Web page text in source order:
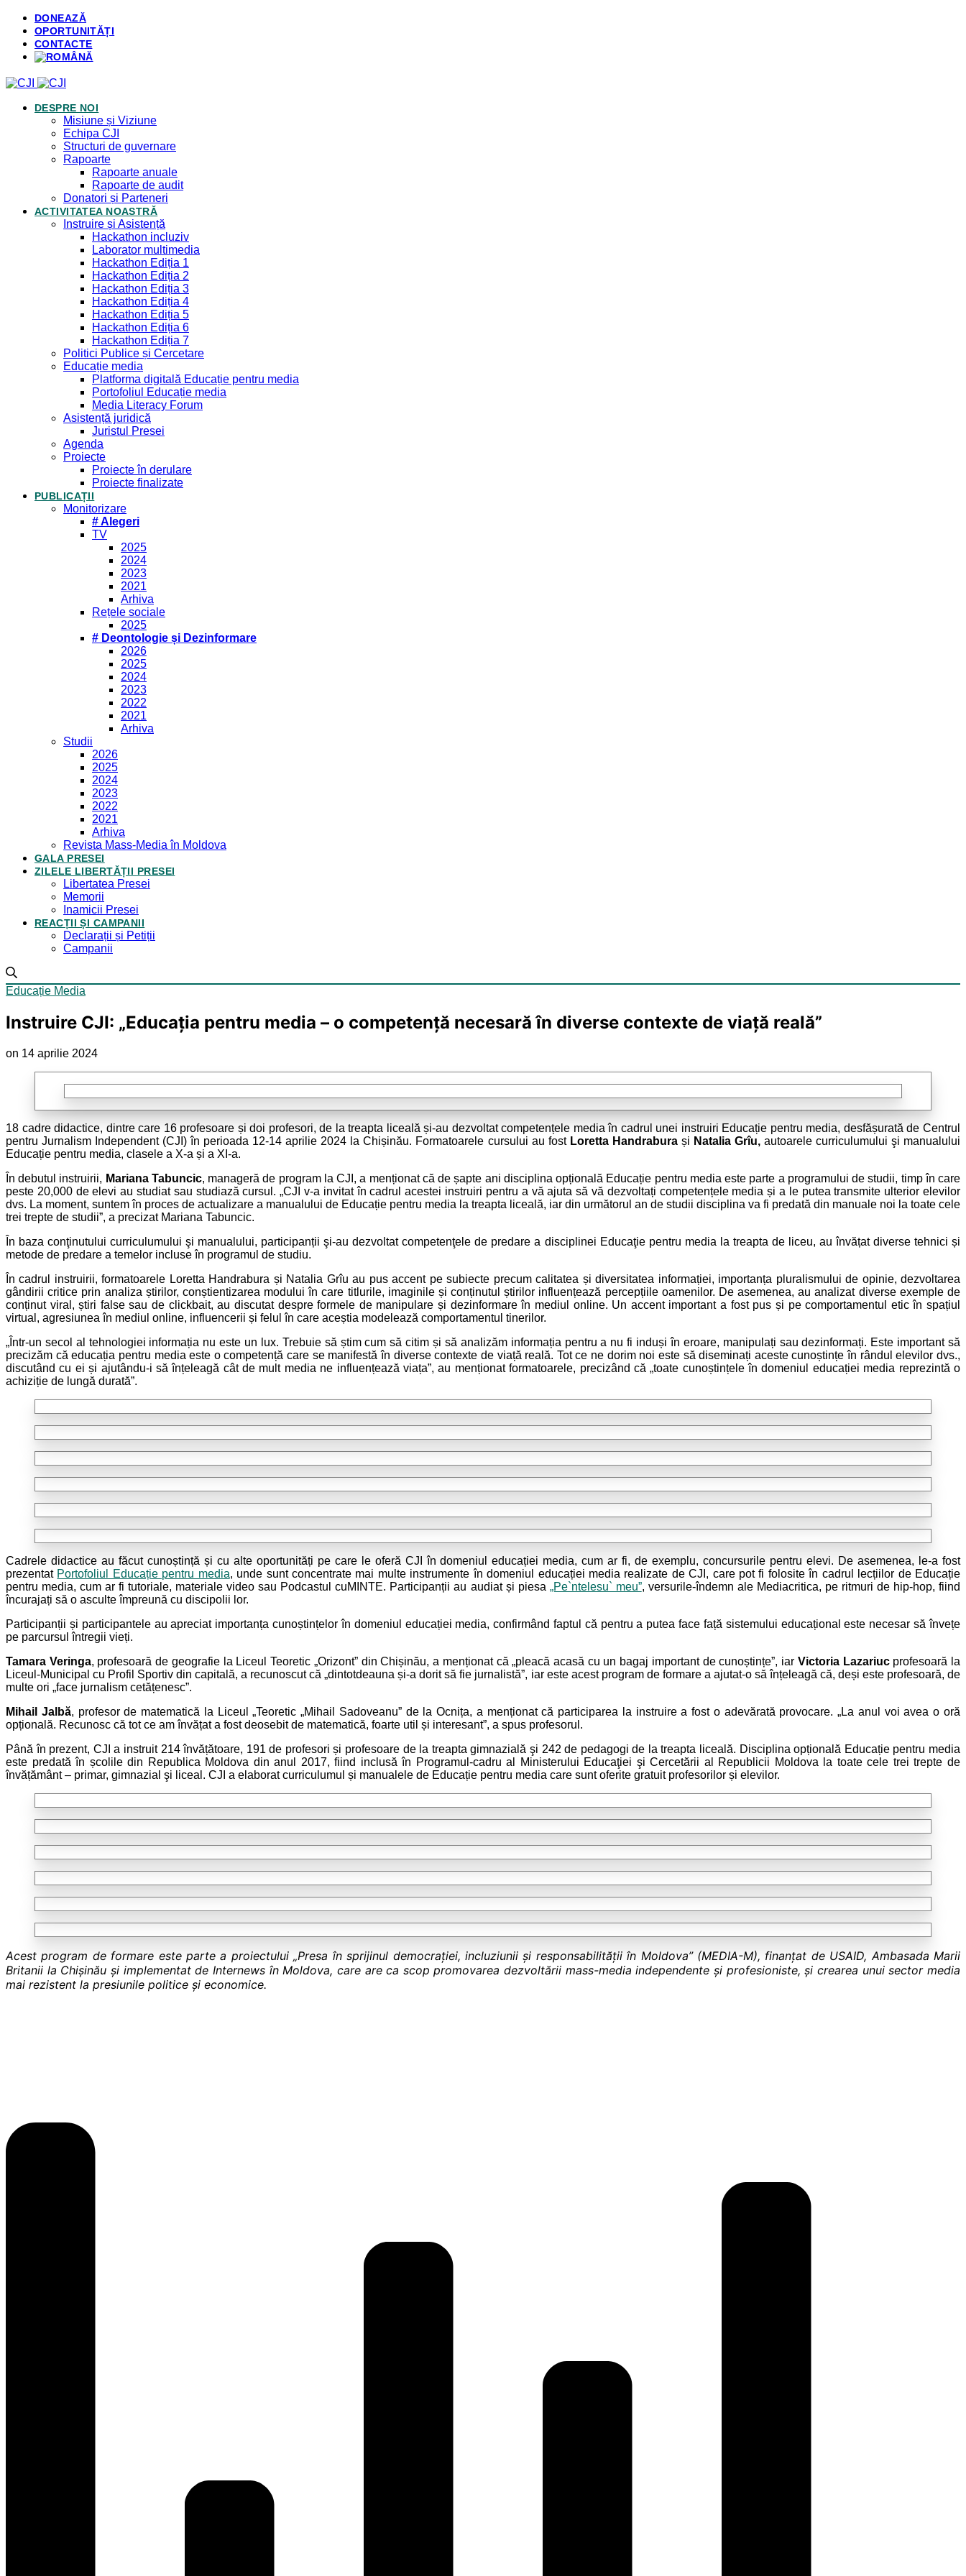
DONEAZĂ
OPORTUNITĂȚI
CONTACTE
DESPRE NOI
Misiune și Viziune
Echipa CJI
Structuri de guvernare
Rapoarte
Rapoarte anuale
Rapoarte de audit
Donatori și Parteneri
ACTIVITATEA NOASTRĂ
Instruire și Asistență
Hackathon incluziv
Laborator multimedia
Hackathon Ediția 1
Hackathon Ediția 2
Hackathon Ediția 3
Hackathon Ediția 4
Hackathon Ediția 5
Hackathon Ediția 6
Hackathon Ediția 7
Politici Publice și Cercetare
Educație media
Platforma digitală Educație pentru media
Portofoliul Educație media
Media Literacy Forum
Asistență juridică
Juristul Presei
Agenda
Proiecte
Proiecte în derulare
Proiecte finalizate
PUBLICAȚII
Monitorizare
# Alegeri
TV
2025
2024
2023
2021
Arhiva
Rețele sociale
2025
# Deontologie și Dezinformare
2026
2025
2024
2023
2022
2021
Arhiva
Studii
2026
2025
2024
2023
2022
2021
Arhiva
Revista Mass-Media în Moldova
GALA PRESEI
ZILELE LIBERTĂȚII PRESEI
Libertatea Presei
Memorii
Inamicii Presei
REACȚII ȘI CAMPANII
Declarații și Petiții
Campanii
Educație Media
Instruire CJI: „Educația pentru media – o competență necesară în diverse contexte de viață reală”
on 14 aprilie 2024
18 cadre didactice, dintre care 16 profesoare și doi profesori, de la treapta liceală și-au dezvoltat competențele media în cadrul unei instruiri Educație pentru media, desfășurată de Centrul
pentru Jurnalism Independent (CJI) în perioada 12-14 aprilie 2024 la Chișinău. Formatoarele cursului au fost Loretta Handrabura și Natalia Grîu,autoarele curriculumului şi manualului
Educație pentru media, clasele a X-a și a XI-a.
În debutul instruirii, Mariana Tabuncic, manageră de program la CJI, a menționat că de șapte ani disciplina opțională Educație pentru media este parte a programului de studii, timp în care
peste 20,000 de elevi au studiat sau studiază cursul. „CJI v-a invitat în cadrul acestei instruiri pentru a vă ajuta să vă dezvoltați competențele media și a le putea transmite ulterior elevilor
dvs. La moment, suntem în proces de actualizare a manualului de Educație pentru media la treapta liceală, iar din următorul an de studii disciplina va fi predată din manuale noi la toate cele
trei trepte de studii”, a precizat Mariana Tabuncic.
În baza conţinutului curriculumului şi manualului, participanții şi-au dezvoltat competenţele de predare a disciplinei Educaţie pentru media la treapta de liceu, au învățat diverse tehnici și
metode de predare a temelor incluse în programul de studiu.
În cadrul instruirii, formatoarele Loretta Handrabura și Natalia Grîu au pus accent pe subiecte precum calitatea și diversitatea informației, importanța pluralismului de opinie, dezvoltarea
gândirii critice prin analiza știrilor, conștientizarea modului în care titlurile, imaginile și conținutul știrilor influențează percepțiile oamenilor. De asemenea, au analizat diverse exemple de
conținut viral, știri false sau de clickbait, au discutat despre formele de manipulare și dezinformare în mediul online. Un accent important a fost pus și pe comportamentul etic în spațiul
virtual, agresiunea în mediul online, influencerii și felul în care aceștia modelează comportamentul tinerilor.
„Într-un secol al tehnologiei informația nu este un lux. Trebuie să știm cum să citim și să analizăm informația pentru a nu fi induși în eroare, manipulați sau dezinformați. Este important să
precizăm că educația pentru media este o competență care se manifestă în diverse contexte de viață reală. Tot ce ne dorim noi este să diseminați aceste cunoștințe în rândul elevilor dvs.,
discutând cu ei și ajutându-i să înțeleagă cât de mult media ne influențează viața”, au menționat formatoarele, precizând că „toate cunoștințele în domeniul educației media reprezintă o
achiziție de lungă durată”.
Cadrele didactice au făcut cunoștință și cu alte oportunități pe care le oferă CJI în domeniul educației media, cum ar fi, de exemplu, concursurile pentru elevi. De asemenea, le-a fost
prezentat Portofoliul Educație pentru media, unde sunt concentrate mai multe instrumente în domeniul educației media realizate de CJI, care pot fi folosite în cadrul lecțiilor de Educație
pentru media, cum ar fi tutoriale, materiale video sau Podcastul cuMINTE. Participanții au audiat și piesa „Pe`ntelesu` meu”, versurile-îndemn ale Mediacritica, pe ritmuri de hip-hop, fiind
încurajați să o asculte împreună cu discipolii lor.
Participanții și participantele au apreciat importanța cunoștințelor în domeniul educației media, confirmând faptul că pentru a putea face față sistemului educațional este necesar să învețe
pe parcursul întregii vieți.
Tamara Veringa, profesoară de geografie la Liceul Teoretic „Orizont” din Chișinău, a menționat că „pleacă acasă cu un bagaj important de cunoștințe”, iar Victoria Lazariucprofesoară la
Liceul-Municipal cu Profil Sportiv din capitală, a recunoscut că „dintotdeauna și-a dorit să fie jurnalistă”, iar este acest program de formare a ajutat-o să înțeleagă că, deși este profesoară, de
multe ori „face jurnalism cetățenesc”.
Mihail Jalbă, profesor de matematică la Liceul „Teoretic „Mihail Sadoveanu” de la Ocnița, a menționat că participarea la instruire a fost o adevărată provocare. „La anul voi avea o oră
opțională. Recunosc că tot ce am învățat a fost deosebit de matematică, foarte util și interesant”, a spus profesorul.
Până în prezent, CJI a instruit 214 învățătoare, 191 de profesori și profesoare de la treapta gimnazială şi 242 de pedagogi de la treapta liceală. Disciplina opțională Educație pentru media
este predată în școlile din Republica Moldova din anul 2017, fiind inclusă în Programul-cadru al Ministerului Educaţiei şi Cercetării al Republicii Moldova la toate cele trei trepte de
învățământ – primar, gimnazial şi liceal. CJI a elaborat curriculumul și manualele de Educație pentru media care sunt oferite gratuit profesorilor și elevilor.
Acest program de formare este parte a proiectului „Presa în sprijinul democrației, incluziunii și responsabilității în Moldova” (MEDIA-M), finanțat de USAID, Ambasada Marii
Britanii la Chișinău și implementat de Internews în Moldova, care are ca scop promovarea dezvoltării mass-media independente și profesioniste, și crearea unui sector media
mai rezistent la presiunile politice și economice.